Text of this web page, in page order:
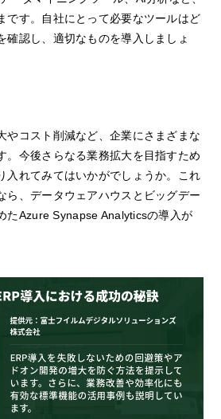
です。自社にとって必要なツールはど
確認し、適切なものを導入しましょ
やコスト削減など、企業にさまざまな
。今後さらなる業務拡大を目指すため
入れてみてはいかがでしょうか。これ
ら、データウェアハウスとビッグデー
たAzure Synapse Analyticsの導入が